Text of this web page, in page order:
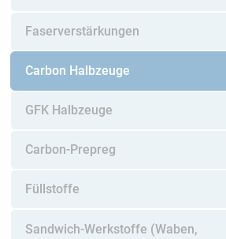
Faserverstärkungen
Carbon Halbzeuge
GFK Halbzeuge
Carbon-Prepreg
Füllstoffe
Sandwich-Werkstoffe (Waben,